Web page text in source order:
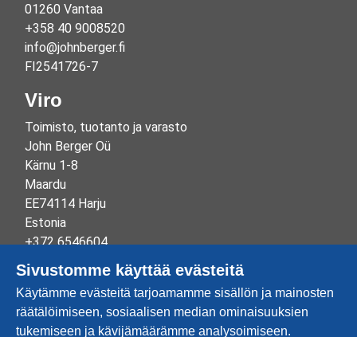
01260 Vantaa
+358 40 9008520
info@johnberger.fi
FI2541726-7
Viro
Toimisto, tuotanto ja varasto
John Berger Oü
Kärnu 1-8
Maardu
EE74114 Harju
Estonia
+372 6546604
info@johnberger.ee
Reg.nr 10265834
EE100332513
Sivustomme käyttää evästeitä
Käytämme evästeitä tarjoamamme sisällön ja mainosten
räätälöimiseen, sosiaalisen median ominaisuuksien
tukemiseen ja kävijämäärämme analysoimiseen.